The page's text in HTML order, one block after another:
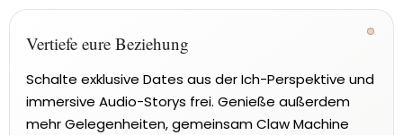
Vertiefe eure Beziehung
Schalte exklusive Dates aus der Ich-Perspektive und
immersive Audio-Storys frei. Genieße außerdem
mehr Gelegenheiten, gemeinsam Claw Machine